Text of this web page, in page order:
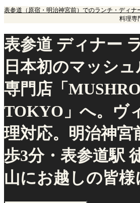
表参道（原宿・明治神宮前）でのランチ・ディナ
料理専
表参道 ディナー
日本初のマッシ
専門店「
TOKYO」へ。ヴ
理対応。明治神宮
歩3分・表参道駅
山にお越しの皆様